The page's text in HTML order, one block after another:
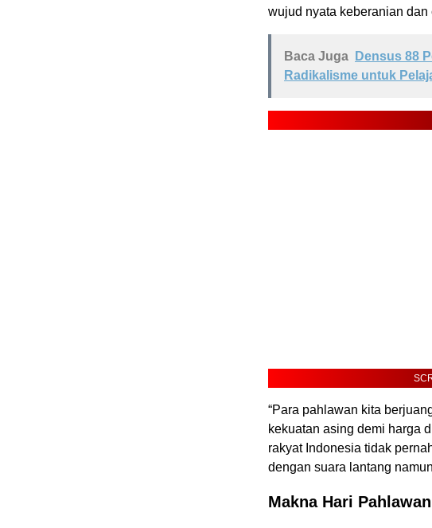
wujud nyata keberanian
Baca Juga
Densus 88
Radikalisme untuk
“Para pahlawan kita
kekuatan asing demi harga
rakyat Indonesia tidak
dengan suara lantang
Makna Hari